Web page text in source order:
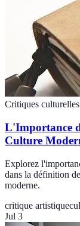
Critiques
L'Importance
Culture
Explorez
dans la définition
moderne.
critique artistique
Jul 3